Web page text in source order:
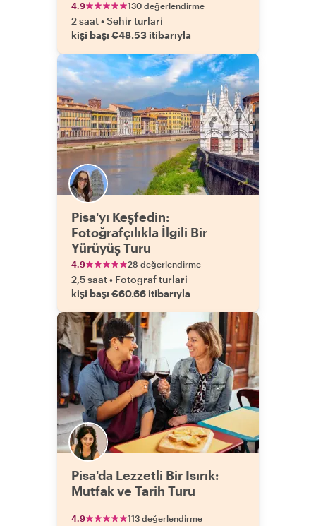
4.9 130 değerlendirme
2 saat•Sehir turlari
kişi başı €48.53 itibarıyla
Pisa'yı Keşfedin:
Fotoğrafçılıkla İlgili Bir
Yürüyüş Turu
4.9 28 değerlendirme
2,5 saat• Fotograf turlari
kişi başı €60.66 itibarıyla
Pisa'da Lezzetli Bir Isırık:
Mutfak ve Tarih Turu
4.9 113 değerlendirme